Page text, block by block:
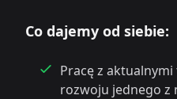
Co dajemy od siebie:
Pracę z
rozwoju jednego z